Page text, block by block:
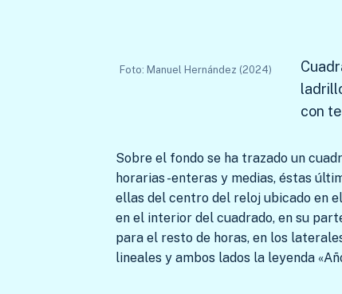
Foto: Manuel Hernández (2024)
con
Sobre el fondo se ha trazado un
horarias -enteras y medias, éstas
ellas del centro del reloj ubicado en
en el interior del cuadrado, en su
para el resto de horas, en los
lineales y ambos lados la leyenda